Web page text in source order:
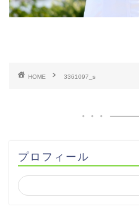
HOME 3361097_s
プロフィール